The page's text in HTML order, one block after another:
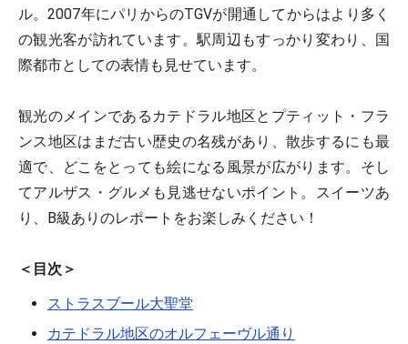
ル。2007年にパリからのTGVが開通してからはより多く
の観光客が訪れています。駅周辺もすっかり変わり、国
際都市としての表情も見せています。
観光のメインであるカテドラル地区とプティット・フラ
ンス地区はまだ古い歴史の名残があり、散歩するにも最
適で、どこをとっても絵になる風景が広がります。そし
てアルザス・グルメも見逃せないポイント。スイーツあ
り、B級ありのレポートをお楽しみください！
＜目次＞
ストラスブール大聖堂
カテドラル地区のオルフェーヴル通り